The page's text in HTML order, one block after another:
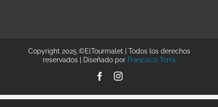
Copyright 2025 ©ElTourmalet | Todos los derechos
reservados | Diseñado por Francisco Torra
FacebookInstagram